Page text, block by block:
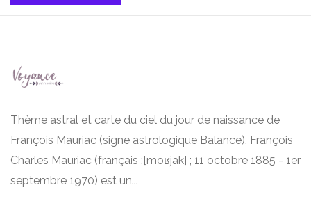
Thème astral et carte du ciel du jour de naissance de
François Mauriac (signe astrologique Balance). François
Charles Mauriac (français :[moʁjak] ; 11 octobre 1885 - 1er
septembre 1970) est un...